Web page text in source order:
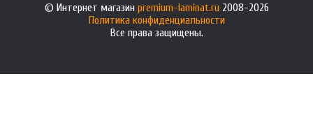
Интернет магазин premium-laminat.ru2008-2026
Политика конфиденциальности
Все права защищены.